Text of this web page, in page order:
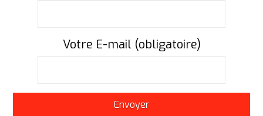
Votre E-mail (obligatoire)